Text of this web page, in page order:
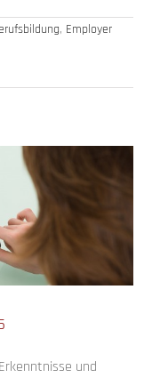
, Employer
25
und